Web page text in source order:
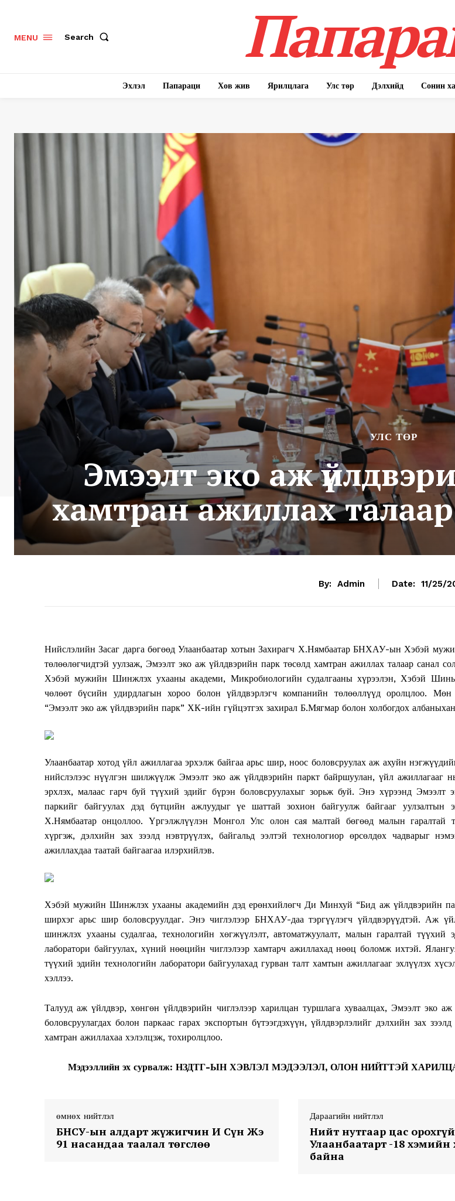
News Week
Magazine PRO
About
Contact us
My account
MENU Search
Эхлэл Папараци Хов жив Ярилцлага Улс төр Дэлхийд Сонин
УЛС ТӨР
Эмээлт эко аж
хамтран ажиллах
By: Admin Date: 11/25/
Нийслэлийн Засаг дарга бөгөөд Улаанбаатар хотын Захирагч Х.Нямбаатар БНХАУ-ын Хэбэй
төлөөлөгчидтэй уулзаж, Эмээлт эко аж үйлдвэрийн парк төсөлд хамтран ажиллах талаар санал
Хэбэй мужийн Шинжлэх ухааны академи, Микробиологийн судалгааны хүрээлэн, Хэбэй
чөлөөт бүсийн удирдлагын хороо болон үйлдвэрлэгч компанийн төлөөллүүд оролцлоо.
“Эмээлт эко аж үйлдвэрийн парк” ХК-ийн гүйцэтгэх захирал Б.Мягмар болон холбогдох
Улаанбаатар хотод үйл ажиллагаа эрхэлж байгаа арьс шир, ноос боловсруулах аж ахуйн
нийслэлээс нүүлгэн шилжүүлж Эмээлт эко аж үйлдвэрийн паркт байршуулан, үйл ажиллагааг
эрхлэх, малаас гарч буй түүхий эдийг бүрэн боловсруулахыг зорьж буй. Энэ хүрээнд Эмээлт
паркийг байгуулах дэд бүтцийн ажлуудыг үе шаттай зохион байгуулж байгааг уулзалтын
Х.Нямбаатар онцоллоо. Үргэлжлүүлэн Монгол Улс олон сая малтай бөгөөд малын гаралтай
хүргэж, дэлхийн зах зээлд нэвтрүүлэх, байгальд ээлтэй технологиор өрсөлдөх чадварыг
ажиллахдаа таатай байгаагаа илэрхийлэв.
Хэбэй мужийн Шинжлэх ухааны академийн дэд ерөнхийлөгч Ди Минхуй “Бид аж үйлдвэрийн
ширхэг арьс шир боловсруулдаг. Энэ чиглэлээр БНХАУ-даа тэргүүлэгч үйлдвэрүүдтэй. Аж
шинжлэх ухааны судалгаа, технологийн хөгжүүлэлт, автоматжуулалт, малын гаралтай түүхий
лаборатори байгуулах, хүний нөөцийн чиглэлээр хамтарч ажиллахад нөөц боломж ихтэй.
түүхий эдийн технологийн лаборатори байгуулахад гурван талт хамтын ажиллагааг эхлүүлэх
хэллээ.
Талууд аж үйлдвэр, хөнгөн үйлдвэрийн чиглэлээр харилцан туршлага хуваалцах, Эмээлт эко
боловсруулагдах болон паркаас гарах экспортын бүтээгдэхүүн, үйлдвэрлэлийг дэлхийн зах зээлд
хамтран ажиллахаа хэлэлцэж, тохиролцлоо.
Мэдээллийн эх сурвалж: НЗДТГ-ЫН ХЭВЛЭЛ МЭДЭЭЛЭЛ, ОЛОН НИЙТТЭЙ
өмнөх нийтлэл
БНСУ-ын алдарт жүжигчин И Сүн Жэ
91 насандаа таалал төгслөө
Дараагийн нийтлэл
Нийт нутгаар цас
Улаанбаатарт -18 хэмийн
байна